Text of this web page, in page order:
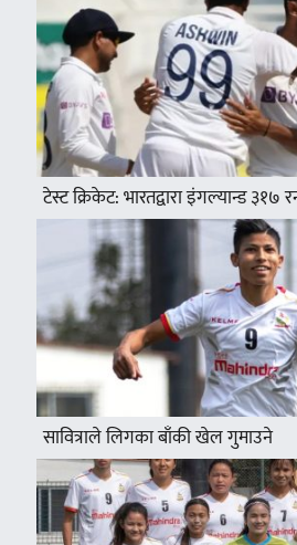
टेस्ट क्रिकेट: भारतद्वारा इंगल्यान्ड ३१७
सावित्राले लिगका बाँकी खेल गुमाउने